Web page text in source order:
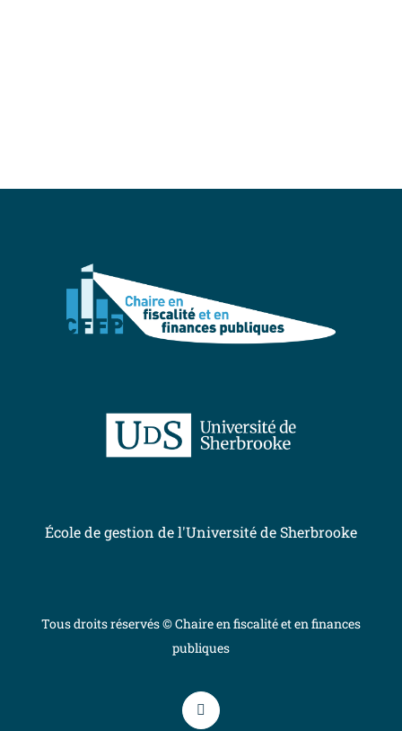
École de gestion de l'Université de Sherbrooke
Tous droits réservés © Chaire en fiscalité et en finances
publiques
YouTube